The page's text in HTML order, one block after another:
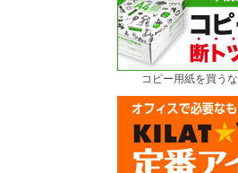
コピー用紙を買う